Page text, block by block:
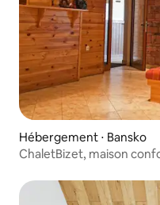
Hébergement ⋅ Bansko
ChaletBizet, maison